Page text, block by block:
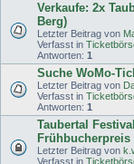
Verkaufe: 2x
Berg)
Letzter Beitrag von
Verfasst in
Antworten: 1
Suche WoMo-
Letzter Beitrag von
Verfasst in
Antworten: 1
Taubertal
Frühbucherpreis
Letzter Beitrag von
Verfasst in